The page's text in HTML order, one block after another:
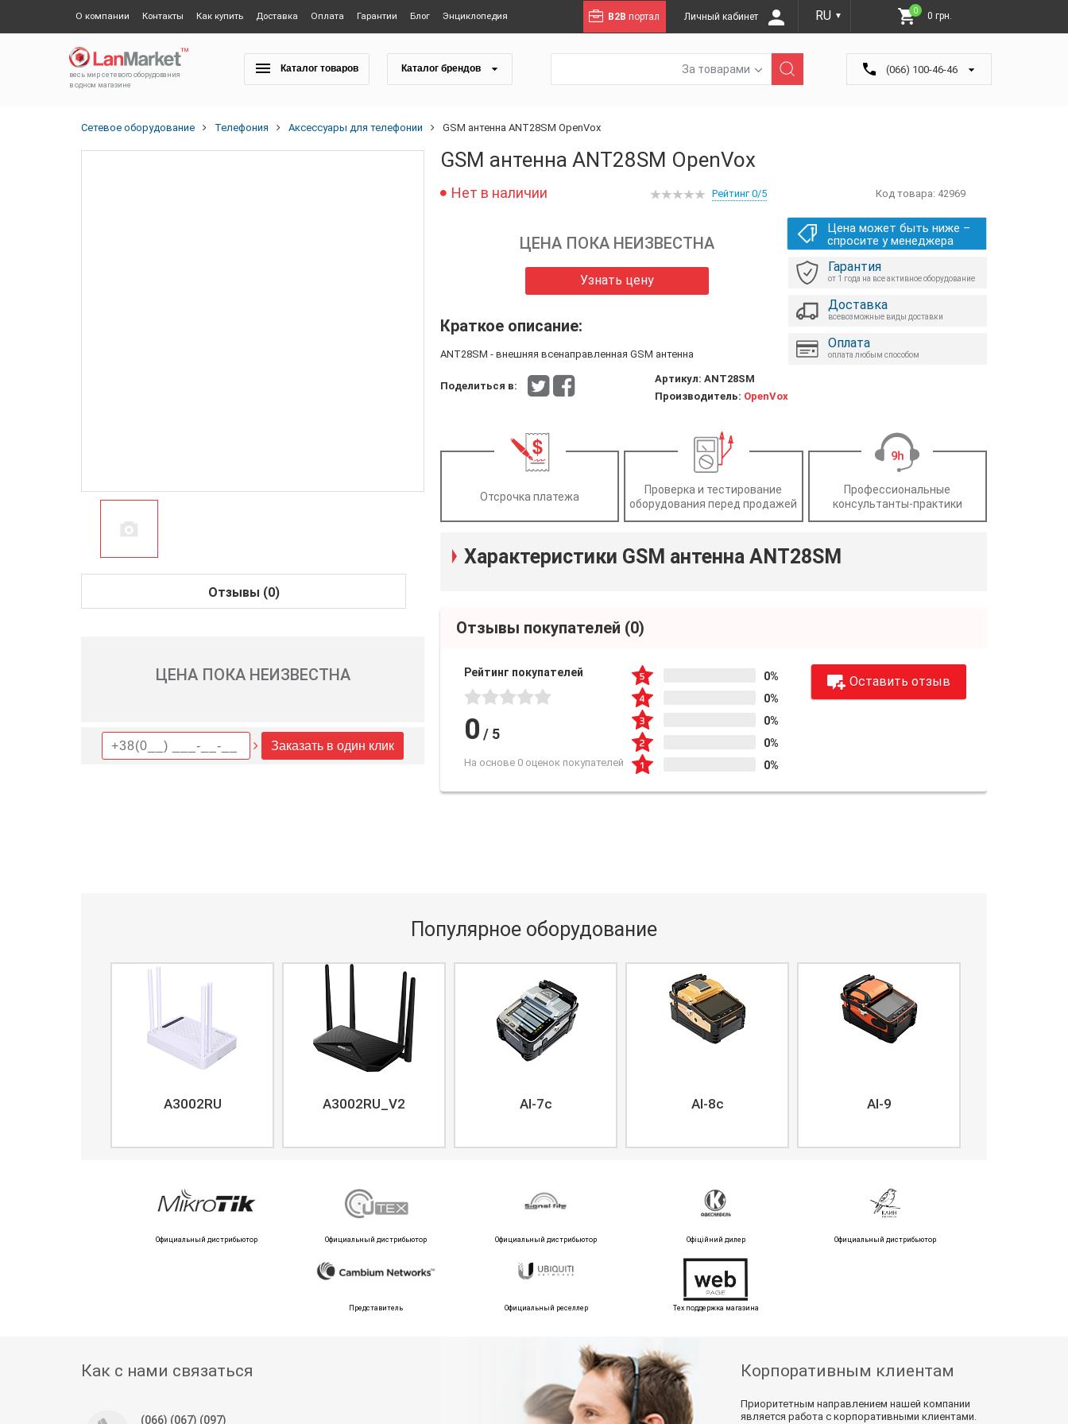
О компании Контакты Как купить Доставка Оплата Гарантии Блог Энциклопедия B2B портал Личный кабинет RU ▼
0 0 грн.
весь мир сетевого оборудования
в одном магазине
Каталог товаров Каталог брендов За товарами (066) 100-46-46
Сетевое оборудование Телефония Аксессуары для телефонии GSM антенна ANT28SM OpenVox
Отзывы (0)
ЦЕНА ПОКА НЕИЗВЕСТНА
Заказать в один клик
GSM антенна ANT28SM OpenVox
Нет в наличии Код товара: 42969
Рейтинг 0/5
ЦЕНА ПОКА НЕИЗВЕСТНА
Узнать цену
Цена может быть ниже –
спросите у менеджера
Гарантия
от 1 года на все активное оборудование
Доставка
всевозможные виды доставки
Оплата
оплата любым способом
Краткое описание:
ANT28SM - внешняя всенаправленная GSM антенна
Артикул: ANT28SM
Производитель: OpenVox
Поделиться в:
Отсрочка платежа
Проверка и тестирование
оборудования перед продажей
Профессиональные
консультанты-практики
Характеристики GSM антенна ANT28SM
Отзывы покупателей (0)
Рейтинг покупателей
0 / 5
На основе 0 оценок покупателей
0%
0%
0%
0%
0%
Оставить отзыв
Популярное оборудование
A3002RU A3002RU_V2 AI-7c AI-8c AI-9
Официальный дистрибьютор Официальный дистрибьютор Официальный дистрибьютор Офіційний дилер Официальный дистрибьютор
Представитель Официальный реселлер Тех поддержка магазина
Как с нами связаться
(066) (067) (097)
Корпоративным клиентам
Приоритетным направлением нашей компании
является работа с корпоративными клиентами.